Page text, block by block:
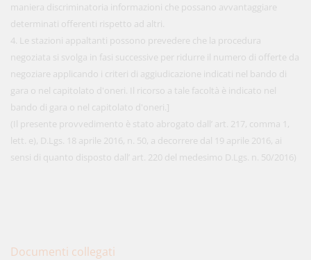
maniera discriminatoria informazioni che possano avvantaggiare
determinati offerenti rispetto ad altri.
4. Le stazioni appaltanti possono prevedere che la procedura
negoziata si svolga in fasi successive per ridurre il numero di offerte da
negoziare applicando i criteri di aggiudicazione indicati nel bando di
gara o nel capitolato d'oneri. Il ricorso a tale facoltà è indicato nel
bando di gara o nel capitolato d'oneri.]
(Il presente provvedimento è stato abrogato dall’ art. 217, comma 1,
lett. e), D.Lgs. 18 aprile 2016, n. 50, a decorrere dal 19 aprile 2016, ai
sensi di quanto disposto dall’ art. 220 del medesimo D.Lgs. n. 50/2016)
Documenti collegati